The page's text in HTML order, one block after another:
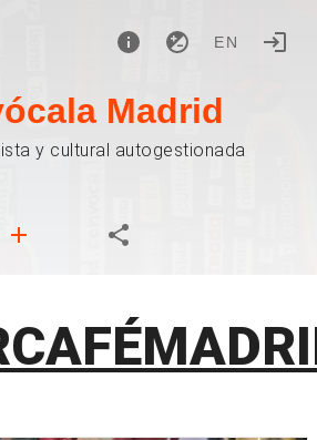
EN
Madrid
y cultural autogestionada